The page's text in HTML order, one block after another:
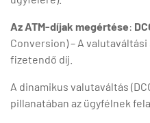
Az ATM-díjak megértése:
Conversion) – A
fizetendő díj.
A dinamikus valutaváltás
pillanatában az ügyfélnek